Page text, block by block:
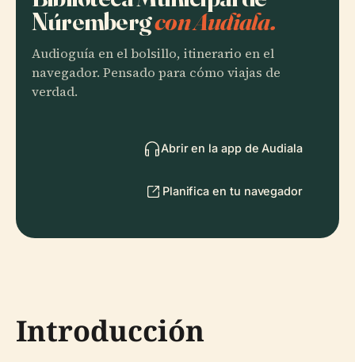
Núrembergcon Audiala.
Audioguía en el bolsillo, itinerario en el
navegador. Pensado para cómo viajas de
verdad.
Abrir en la app de Audiala
Planifica en tu navegador
Introducción